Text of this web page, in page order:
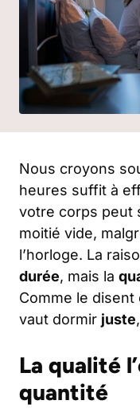
Nous croyons
heures suffit à
votre corps peut
moitié vide,
l’horloge. La
durée, mais la
Comme le disent
vaut dormir juste
La qualité
quantité